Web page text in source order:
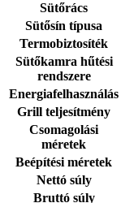
Sütőrács
Sütősín típusa
Termobiztosíték
Sütőkamra hűtési
rendszere
Energiafelhasználás
Grill teljesítmény
Csomagolási
méretek
Beépítési méretek
Nettó súly
Bruttó súly